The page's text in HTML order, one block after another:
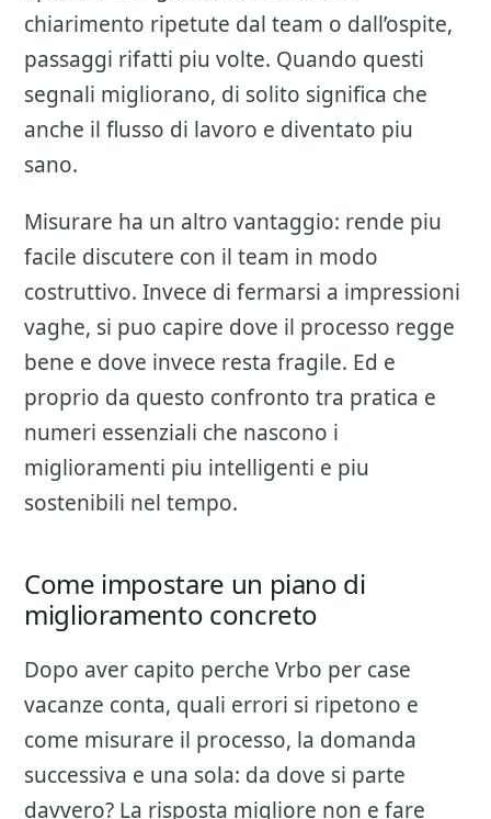
chiarimento ripetute dal team o dall’ospite,
passaggi rifatti piu volte. Quando questi
segnali migliorano, di solito significa che
anche il flusso di lavoro e diventato piu
sano.
Misurare ha un altro vantaggio: rende piu
facile discutere con il team in modo
costruttivo. Invece di fermarsi a impressioni
vaghe, si puo capire dove il processo regge
bene e dove invece resta fragile. Ed e
proprio da questo confronto tra pratica e
numeri essenziali che nascono i
miglioramenti piu intelligenti e piu
sostenibili nel tempo.
Come impostare un piano di
miglioramento concreto
Dopo aver capito perche Vrbo per case
vacanze conta, quali errori si ripetono e
come misurare il processo, la domanda
successiva e una sola: da dove si parte
davvero? La risposta migliore non e fare